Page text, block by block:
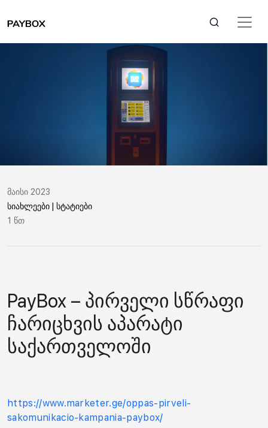
მაისი 2023
სიახლეები | სტატიები
1 წთ
PayBox – პირველი სწრაფი
ჩარიცხვის აპარატი
საქართველოში
https://www.marketer.ge/oppas-pirveli-
sakomunikacio-kampania-paybox/